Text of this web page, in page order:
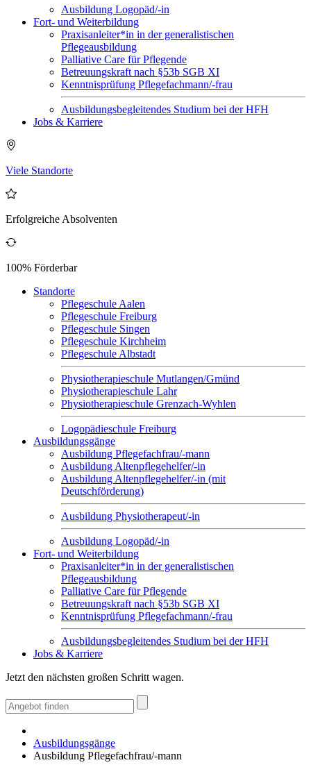
Ausbildung Logopäd/-in
Fort- und Weiterbildung
Praxisanleiter*in in der generalistischen
Pflegeausbildung
Palliative Care für Pflegende
Betreuungskraft nach §53b SGB XI
Kenntnisprüfung Pflegefachmann/-frau
Ausbildungsbegleitendes Studium bei der HFH
Jobs & Karriere
Viele Standorte
Erfolgreiche Absolventen
100% Förderbar
Standorte
Pflegeschule Aalen
Pflegeschule Freiburg
Pflegeschule Singen
Pflegeschule Kirchheim
Pflegeschule Albstadt
Physiotherapieschule Mutlangen/Gmünd
Physiotherapieschule Lahr
Physiotherapieschule Grenzach-Wyhlen
Logopädieschule Freiburg
Ausbildungsgänge
Ausbildung Pflegefachfrau/-mann
Ausbildung Altenpflegehelfer/-in
Ausbildung Altenpflegehelfer/-in (mit
Deutschförderung)
Ausbildung Physiotherapeut/-in
Ausbildung Logopäd/-in
Fort- und Weiterbildung
Praxisanleiter*in in der generalistischen
Pflegeausbildung
Palliative Care für Pflegende
Betreuungskraft nach §53b SGB XI
Kenntnisprüfung Pflegefachmann/-frau
Ausbildungsbegleitendes Studium bei der HFH
Jobs & Karriere
Jetzt den nächsten großen Schritt wagen.
Ausbildungsgänge
Ausbildung Pflegefachfrau/-mann